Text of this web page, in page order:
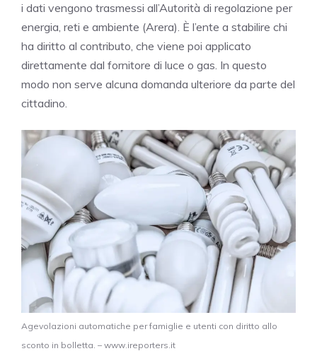
i dati vengono trasmessi all’Autorità di regolazione per
energia, reti e ambiente (Arera). È l’ente a stabilire chi
ha diritto al contributo, che viene poi applicato
direttamente dal fornitore di luce o gas. In questo
modo non serve alcuna domanda ulteriore da parte del
cittadino.
Agevolazioni automatiche per famiglie e utenti con diritto allo
sconto in bolletta. – www.ireporters.it